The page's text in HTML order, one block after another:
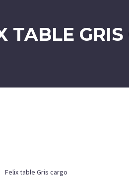
TABLE GRIS
Felix table Gris cargo